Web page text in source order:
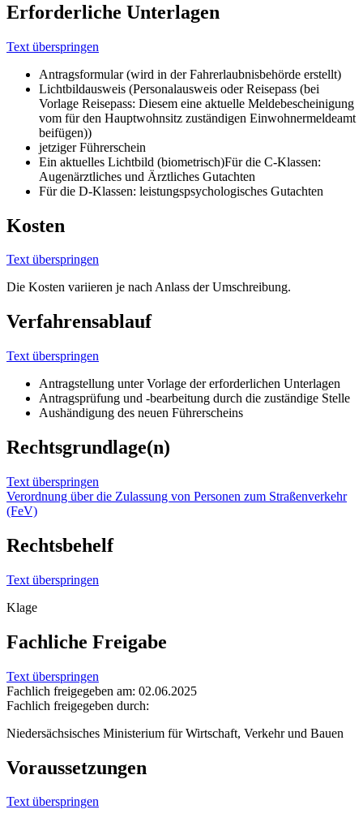
Erforderliche Unterlagen
Text überspringen
Antragsformular (wird in der Fahrerlaubnisbehörde erstellt)
Lichtbildausweis (Personalausweis oder Reisepass (bei
Vorlage Reisepass: Diesem eine aktuelle Meldebescheinigung
vom für den Hauptwohnsitz zuständigen Einwohnermeldeamt
beifügen))
jetziger Führerschein
Ein aktuelles Lichtbild (biometrisch)Für die C-Klassen:
Augenärztliches und Ärztliches Gutachten
Für die D-Klassen: leistungspsychologisches Gutachten
Kosten
Text überspringen
Die Kosten variieren je nach Anlass der Umschreibung.
Verfahrensablauf
Text überspringen
Antragstellung unter Vorlage der erforderlichen Unterlagen
Antragsprüfung und -bearbeitung durch die zuständige Stelle
Aushändigung des neuen Führerscheins
Rechtsgrundlage(n)
Text überspringen
Verordnung über die Zulassung von Personen zum Straßenverkehr
(FeV)
Rechtsbehelf
Text überspringen
Klage
Fachliche Freigabe
Text überspringen
Fachlich freigegeben am: 02.06.2025
Fachlich freigegeben durch:
Niedersächsisches Ministerium für Wirtschaft, Verkehr und Bauen
Voraussetzungen
Text überspringen